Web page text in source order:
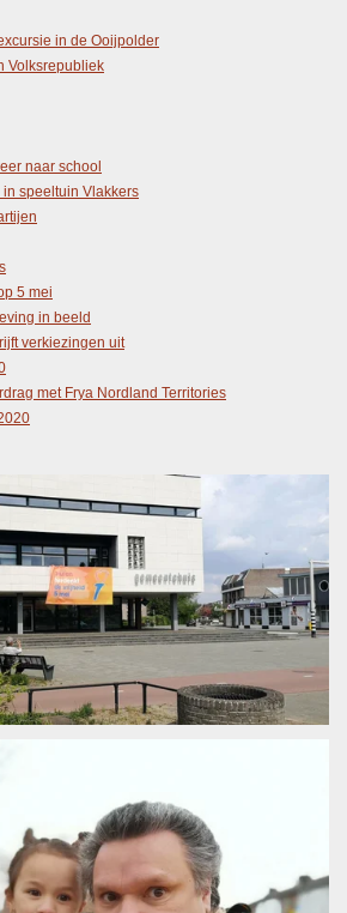
in de Ooijpolder
Volksrepubliek
naar school
speeltuin Vlakkers
5 mei
in beeld
verkiezingen uit
met Frya Nordland Territories